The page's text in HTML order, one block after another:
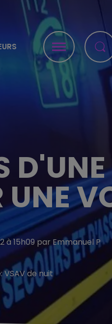
à 15h09 par Emmanuel P
VSAV de nuit